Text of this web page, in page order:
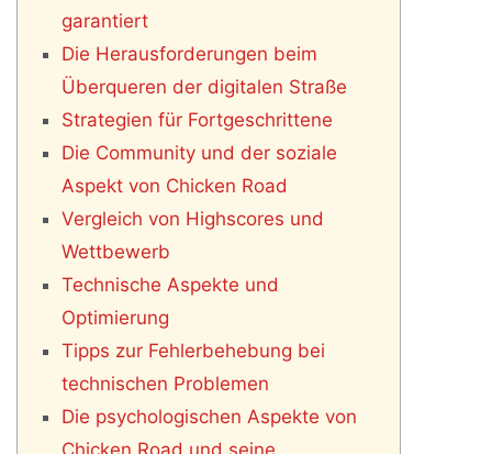
garantiert
Die Herausforderungen beim
Überqueren der digitalen Straße
Strategien für Fortgeschrittene
Die Community und der soziale
Aspekt von Chicken Road
Vergleich von Highscores und
Wettbewerb
Technische Aspekte und
Optimierung
Tipps zur Fehlerbehebung bei
technischen Problemen
Die psychologischen Aspekte von
Chicken Road und seine